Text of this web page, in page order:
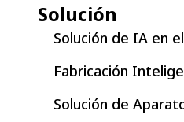
Solución
Solución de IA en
Fabricación
Solución de